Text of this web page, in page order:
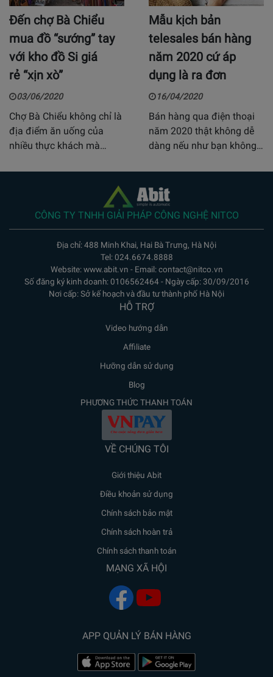
Đến chợ Bà Chiểu
mua đồ “sướng” tay
với kho đồ Si giá
rẻ “xịn xò”
03/06/2020
Chợ Bà Chiểu không chỉ là
địa điểm ăn uống của
nhiều thực khách mà…
Mẫu kịch bản
telesales bán hàng
năm 2020 cứ áp
dụng là ra đơn
16/04/2020
Bán hàng qua điện thoại
năm 2020 thật không dễ
dàng nếu như bạn không…
CÔNG TY TNHH GIẢI PHÁP CÔNG NGHỆ NITCO
Địa chỉ: 488 Minh Khai, Hai Bà Trưng, Hà Nội
Tel: 024.6674.8888
Website: www.abit.vn - Email: contact@nitco.vn
Số đăng ký kinh doanh: 0106562464 - Ngày cấp: 30/09/2016
Nơi cấp: Sở kế hoạch và đầu tư thành phố Hà Nội
HỖ TRỢ
Video hướng dẫn
Affiliate
Hưỡng dẫn sử dụng
Blog
PHƯƠNG THỨC THANH TOÁN
VỀ CHÚNG TÔI
Giới thiệu Abit
Điều khoản sử dụng
Chính sách bảo mật
Chính sách hoàn trả
Chính sách thanh toán
MẠNG XÃ HỘI
APP QUẢN LÝ BÁN HÀNG